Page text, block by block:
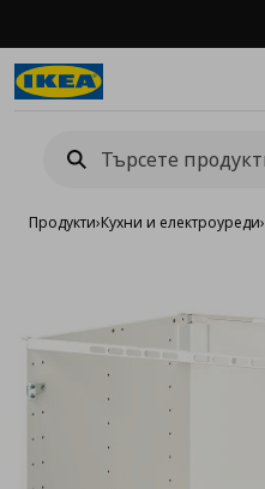
Продукти›Кухни и електроуреди›